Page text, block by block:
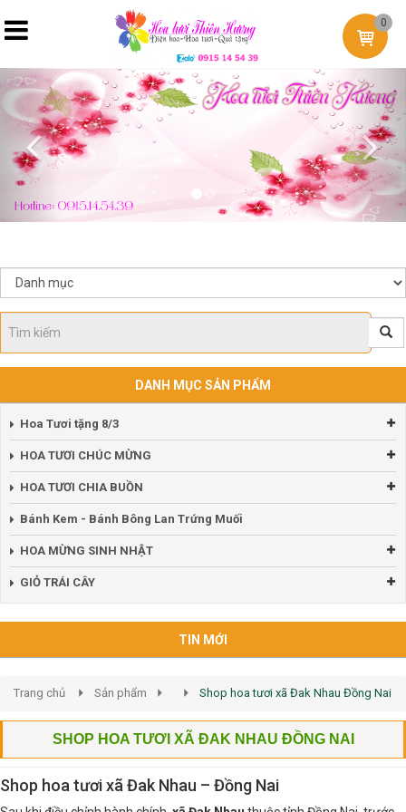
0
Previous
DANH MỤC SẢN PHẨM
Hoa Tươi tặng 8/3
HOA TƯƠI CHÚC MỪNG
HOA TƯƠI CHIA BUỒN
Bánh Kem - Bánh Bông Lan Trứng Muối
HOA MỪNG SINH NHẬT
GIỎ TRÁI CÂY
TIN MỚI
Trang chủ Sản phẩm Shop hoa tươi xã Đak Nhau Đồng Nai
SHOP HOA TƯƠI XÃ ĐAK NHAU ĐỒNG NAI
Shop hoa tươi xã Đak Nhau – Đồng Nai